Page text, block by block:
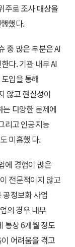
주로 조사 대상을
했다.
중 많은 부분은 AI
다. 기관 내부 AI
입을 통해
않고 현실성이
다양한 문제에
리고 인공지능
미흡했 다.
에 경험이 많은
전문적이지 않고
공정보화 사업
의 경우 내부
통상 6개월 정도
어려움을 겪고